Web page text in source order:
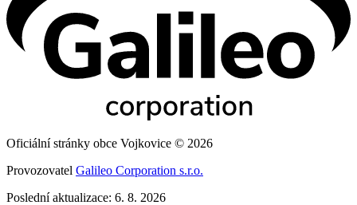
Oficiální stránky obce Vojkovice © 2026
Provozovatel Galileo Corporation s.r.o.
Poslední aktualizace: 6. 8. 2026